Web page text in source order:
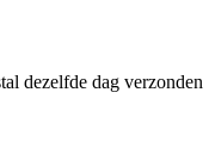
dezelfde dag verzonden